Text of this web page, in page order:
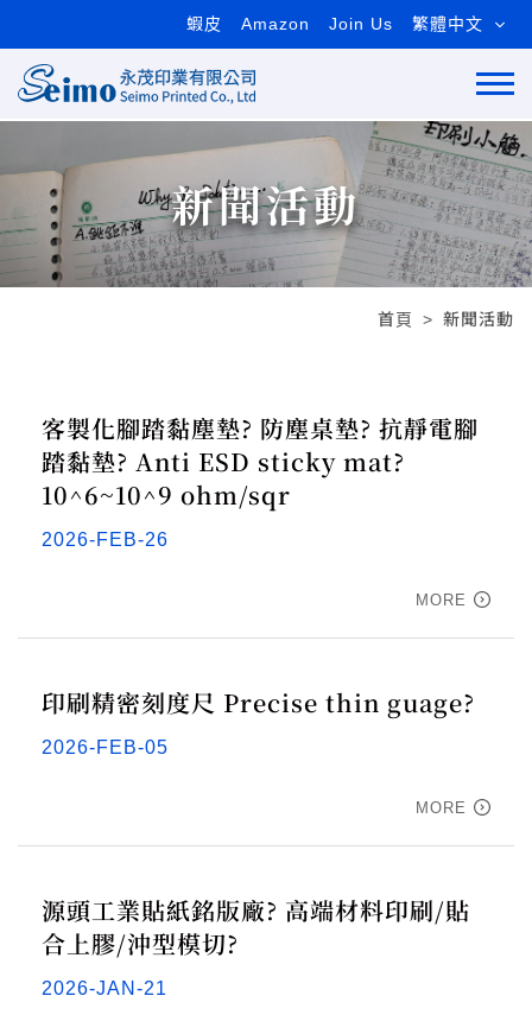
蝦皮 Amazon Join Us 繁體中文
新聞活動
首頁 新聞活動
客製化腳踏黏塵墊? 防塵桌墊? 抗靜電腳
踏黏墊? Anti ESD sticky mat?
10^6~10^9 ohm/sqr
2026-FEB-26
MORE
印刷精密刻度尺 Precise thin guage?
2026-FEB-05
MORE
源頭工業貼紙銘版廠? 高端材料印刷/貼
合上膠/沖型模切?
2026-JAN-21